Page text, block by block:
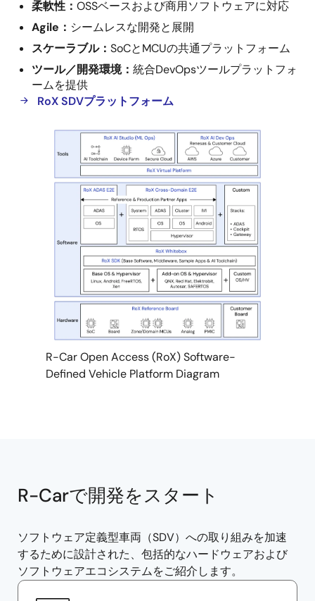
ア
定
義
型
車
両
柔軟性： OSSベースおよび商用ソフトウェアに対応
Agile： シームレスな開発と展開
スケーラブル： SoCとMCUの共通プラットフォーム
ツール／開発環境： 統合DevOpsツールプラットフォ
ームを提供
RoX SDVプラットフォーム
R-Car Open Access (RoX) Software-
Defined Vehicle Platform Diagram
R-Carで開発をスタート
ソフトウェア定義型車両（SDV）への取り組みを加速
するために設計された、包括的なハードウェアおよび
ソフトウェアエコシステムをご紹介します。